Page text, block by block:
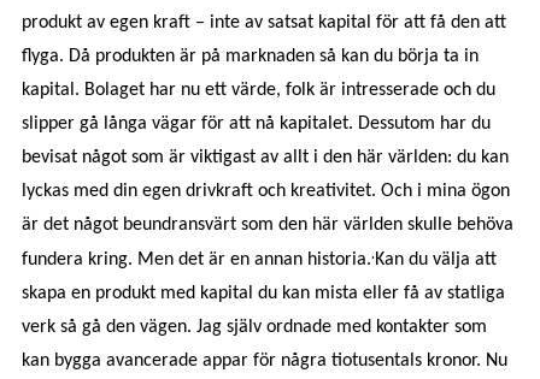
produkt av egen kraft – inte av satsat kapital för att få den att
flyga. Då produkten är på marknaden så kan du börja ta in
kapital. Bolaget har nu ett värde, folk är intresserade och du
slipper gå långa vägar för att nå kapitalet. Dessutom har du
bevisat något som är viktigast av allt i den här världen: du kan
lyckas med din egen drivkraft och kreativitet. Och i mina ögon
är det något beundransvärt som den här världen skulle behöva
fundera kring. Men det är en annan historia.·Kan du välja att
skapa en produkt med kapital du kan mista eller få av statliga
verk så gå den vägen. Jag själv ordnade med kontakter som
kan bygga avancerade appar för några tiotusentals kronor. Nu